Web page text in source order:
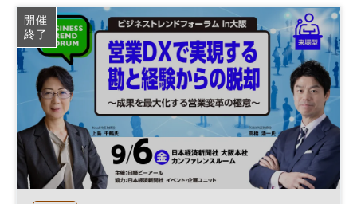
営業力 営業戦略 データ活用 働き方改革
営業支援 テクノロジー 生産性向上 営業改革
組織 セールス DX 営業変革
開催
終了